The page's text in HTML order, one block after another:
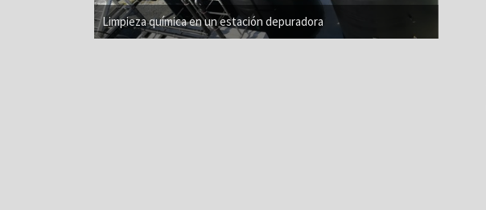
Limpieza química en un estación depuradora